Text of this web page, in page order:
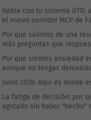
Habla con tu sistema GTD:
el nuevo servidor MCP de
Por qué salimos de una
más preguntas que
Por qué sientes ansiedad
aunque no tengas
Junio 2026: Aquí es donde
La fatiga de decisión: por
agotado sin haber "hecho"